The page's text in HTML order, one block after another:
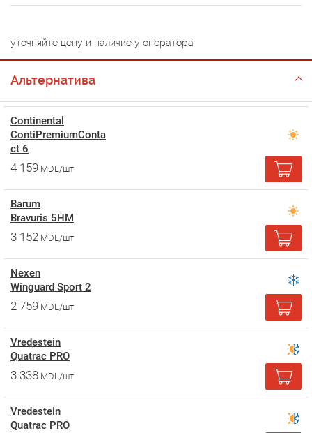
уточняйте цену и наличие у оператора
Альтернатива
Continental
ContiPremiumConta
ct 6
4 159 MDL/шт
Barum
Bravuris 5HM
3 152 MDL/шт
Nexen
Winguard Sport 2
2 759 MDL/шт
Vredestein
Quatrac PRO
3 338 MDL/шт
Vredestein
Quatrac PRO